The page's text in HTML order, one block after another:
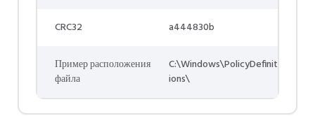
CRC32 a444830b
Пример расположения
файла
C:\Windows\PolicyDefinit
ions\